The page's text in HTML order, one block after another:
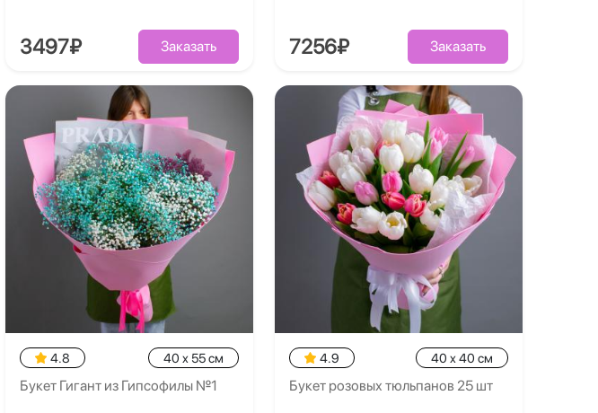
3497₽ Заказать 7256₽ Заказать
4.8 40 x 55 см
Букет Гигант из Гипсофилы №1
4.9 40 x 40 см
Букет розовых тюльпанов 25 шт